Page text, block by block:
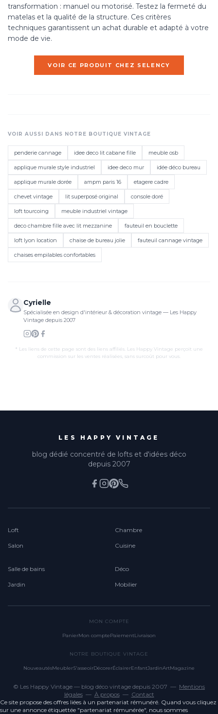
transformation : manuel ou motorisé. Testez la fermeté du
matelas et la qualité de la structure. Ces critères
techniques garantissent un achat durable et adapté à votre
mode de vie.
VOIR CE PRODUIT CHEZ SELENCY
VOIR AUSSI DANS NOTRE BOUTIQUE VINTAGE
penderie cannage idee deco lit cabane fille meuble osb
applique murale style industriel idee deco mur idée déco bureau
applique murale dorée ampm paris 16 etagere cadre
chevet vintage lit superposé original console doré
loft tourcoing meuble industriel vintage
deco chambre fille avec lit mezzanine fauteuil en bouclette
loft lyon location chaise de bureau jolie fauteuil cannage vintage
chaises empilables confortables
Cyrielle
Spécialisée en design d'intérieur & décoration vintage — Les Happy
Vintage depuis 2007
* Les liens de cette page sont des liens affiliés. Les Happy Vintage perçoit une
commission sur les ventes réalisées, sans surcoût pour vous.
LES HAPPY VINTAGE
blog dédié concentré de lofts et d'idées déco
depuis 2007
Loft
Salon
Chambre
Cuisine
Salle de bains
Jardin
Déco
Mobilier
MON COMPTE
PanierMon comptePaiementLivraison
NOTRE BOUTIQUE VINTAGE
NouveautésMeublerS'asseoirDécorerÉclairerEnfantJardinArtMagazine
© Les Happy Vintage — blog déco vintage depuis 2007 — Mentions
légales— À propos— Contact
Ce site propose des offres liées à un partenariat rémunéré. Quand vous cliquez
sur une annonce étiquettée "partenariat rémunérée", nous sommes